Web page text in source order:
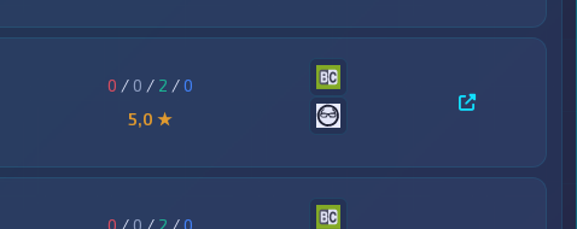
0 / 0 / 2 /0
5,0 ★
0 / 0 / 2 /0